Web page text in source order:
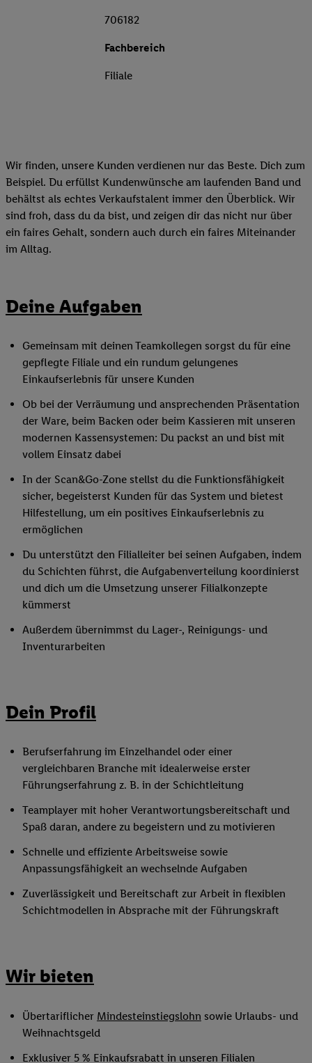
706182
Fachbereich
Filiale
Wir finden, unsere Kunden verdienen nur das Beste. Dich zum
Beispiel. Du erfüllst Kundenwünsche am laufenden Band und
behältst als echtes Verkaufstalent immer den Überblick. Wir
sind froh, dass du da bist, und zeigen dir das nicht nur über
ein faires Gehalt, sondern auch durch ein faires Miteinander
im Alltag.
Deine Aufgaben
Gemeinsam mit deinen Teamkollegen sorgst du für eine
gepflegte Filiale und ein rundum gelungenes
Einkaufserlebnis für unsere Kunden
Ob bei der Verräumung und ansprechenden Präsentation
der Ware, beim Backen oder beim Kassieren mit unseren
modernen Kassensystemen: Du packst an und bist mit
vollem Einsatz dabei
In der Scan&Go-Zone stellst du die Funktionsfähigkeit
sicher, begeisterst Kunden für das System und bietest
Hilfestellung, um ein positives Einkaufserlebnis zu
ermöglichen
Du unterstützt den Filialleiter bei seinen Aufgaben, indem
du Schichten führst, die Aufgabenverteilung koordinierst
und dich um die Umsetzung unserer Filialkonzepte
kümmerst
Außerdem übernimmst du Lager-, Reinigungs- und
Inventurarbeiten
Dein Profil
Berufserfahrung im Einzelhandel oder einer
vergleichbaren Branche mit idealerweise erster
Führungserfahrung z. B. in der Schichtleitung
Teamplayer mit hoher Verantwortungsbereitschaft und
Spaß daran, andere zu begeistern und zu motivieren
Schnelle und effiziente Arbeitsweise sowie
Anpassungsfähigkeit an wechselnde Aufgaben
Zuverlässigkeit und Bereitschaft zur Arbeit in flexiblen
Schichtmodellen in Absprache mit der Führungskraft
Wir bieten
Übertariflicher Mindesteinstiegslohn sowie Urlaubs- und
Weihnachtsgeld
Exklusiver 5 % Einkaufsrabatt in unseren Filialen